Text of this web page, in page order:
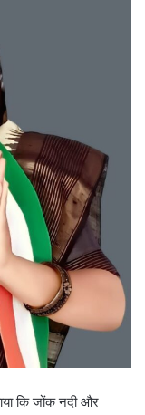
कि जोंक नदी और